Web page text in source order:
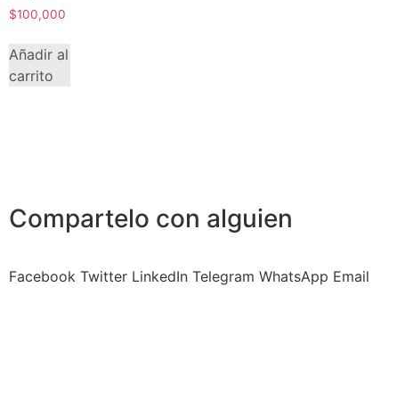
$100,000
Añadir al
carrito
Compartelo con alguien
Facebook Twitter LinkedIn Telegram WhatsApp Email